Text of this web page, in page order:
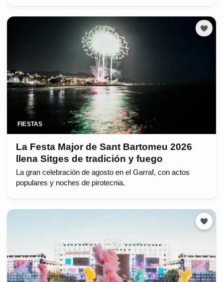
FIESTAS
La Festa Major de Sant Bartomeu 2026
llena Sitges de tradición y fuego
La gran celebración de agosto en el Garraf, con actos
populares y noches de pirotecnia.